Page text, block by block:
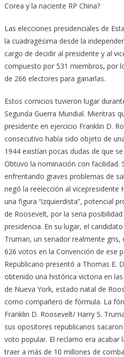
Corea y la naciente RP China?
Las elecciones presidenciales de
la cuadragésima desde la
cargo de decidir al presidente y al
compuesto por 531 miembros, por
de 266 electores para ganarlas.
Estos comicios tuvieron lugar
Segunda Guerra Mundial. Mientras
presidente en ejercicio Franklin D.
consecutivo había sido objeto de
1944 existían pocas dudas de que
Obtuvo la nominación con facilidad.
enfrentando graves problemas de
negó la reelección al vicepresidente
una figura “izquierdista”, potencial
de Roosevelt, por la seria
presidencia. En su lugar, el
Truman, un senador realmente
626 votos en la Convención de ese
Republicano presentó a Thomas E.
obtenido una histórica victoria en
de Nueva York, estado natal de
como compañero de fórmula. La
Franklin D. Roosevelt/ Harry S.
sus opositores republicanos
voto popular. El reclamo era acabar
traer a más de 10 millones de